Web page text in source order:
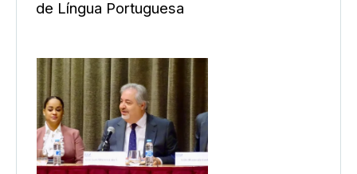
de Língua Portuguesa